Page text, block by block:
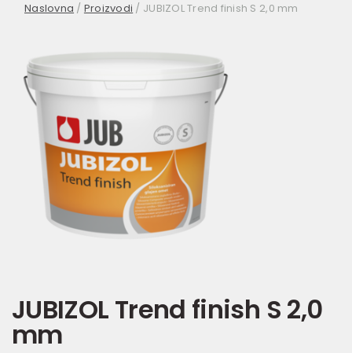
Naslovna / Proizvodi / JUBIZOL Trend finish S 2,0 mm
JUBIZOL Trend finish S 2,0
mm